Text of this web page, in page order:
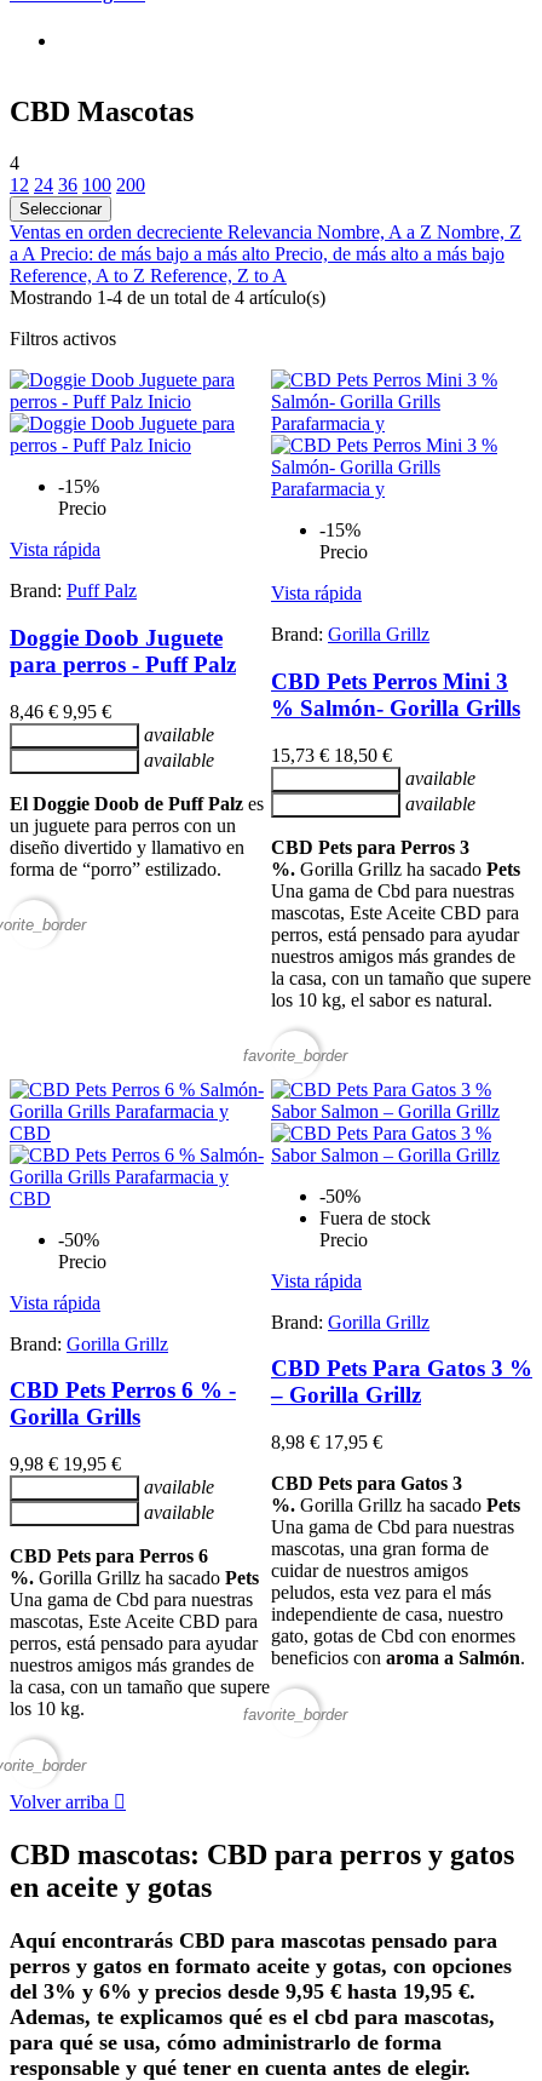
CBD Mascotas
4
12 24 36 100 200
Seleccionar
Ventas en orden decreciente Relevancia Nombre, A a Z Nombre, Z
a A Precio: de más bajo a más alto Precio, de más alto a más bajo
Reference, A to Z Reference, Z to A
Mostrando 1-4 de un total de 4 artículo(s)
Filtros activos
-15%
Precio
Vista rápida
Brand: Puff Palz
Doggie Doob Juguete
para perros - Puff Palz
8,46 € 9,95 €
available
available
El Doggie Doob de Puff Palz es
un juguete para perros con un
diseño divertido y llamativo en
forma de “porro” estilizado.
-15%
Precio
Vista rápida
Brand: Gorilla Grillz
CBD Pets Perros Mini 3
% Salmón- Gorilla Grills
15,73 € 18,50 €
available
available
CBD Pets para Perros 3
%. Gorilla Grillz ha sacado Pets
Una gama de Cbd para nuestras
mascotas, Este Aceite CBD para
perros, está pensado para ayudar
nuestros amigos más grandes de
la casa, con un tamaño que supere
los 10 kg, el sabor es natural.
favorite_border
-50%
Precio
Vista rápida
Brand: Gorilla Grillz
CBD Pets Perros 6 % -
Gorilla Grills
9,98 € 19,95 €
available
available
CBD Pets para Perros 6
%. Gorilla Grillz ha sacado Pets
Una gama de Cbd para nuestras
mascotas, Este Aceite CBD para
perros, está pensado para ayudar
nuestros amigos más grandes de
la casa, con un tamaño que supere
los 10 kg.
-50%
Fuera de stock
Precio
Vista rápida
Brand: Gorilla Grillz
CBD Pets Para Gatos 3 %
– Gorilla Grillz
8,98 € 17,95 €
CBD Pets para Gatos 3
%. Gorilla Grillz ha sacado Pets
Una gama de Cbd para nuestras
mascotas, una gran forma de
cuidar de nuestros amigos
peludos, esta vez para el más
independiente de casa, nuestro
gato, gotas de Cbd con enormes
beneficios con aroma a Salmón.
favorite_border
Volver arriba 
CBD mascotas: CBD para perros y gatos
en aceite y gotas
Aquí encontrarás CBD para mascotas pensado para
perros y gatos en formato aceite y gotas, con opciones
del 3% y 6% y precios desde 9,95 € hasta 19,95 €.
Ademas, te explicamos qué es el cbd para mascotas,
para qué se usa, cómo administrarlo de forma
responsable y qué tener en cuenta antes de elegir.